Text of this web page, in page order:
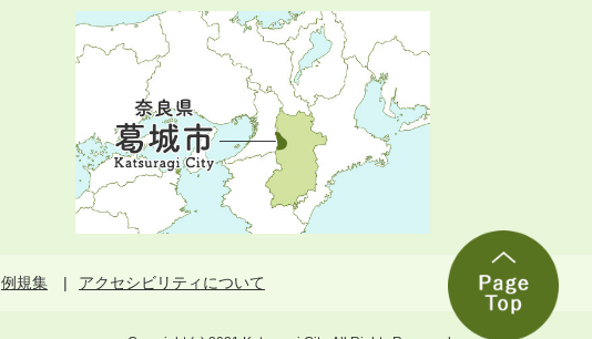
例規集 アクセシビリティについて